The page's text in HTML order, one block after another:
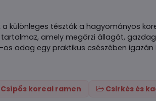
különleges tészták a hagyományos
amely megőrzi állagát,
adag egy praktikus csészében
Csípős koreai ramen Csirkés és